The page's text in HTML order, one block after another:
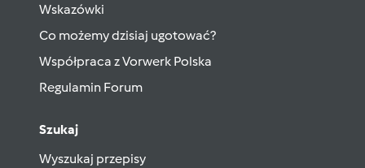
Wskazówki
Co możemy dzisiaj ugotować?
Współpraca z Vorwerk Polska
Regulamin Forum
Szukaj
Wyszukaj przepisy